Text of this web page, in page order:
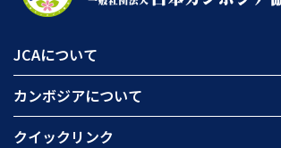
JCAについて
カンボジアについて
クイックリンク